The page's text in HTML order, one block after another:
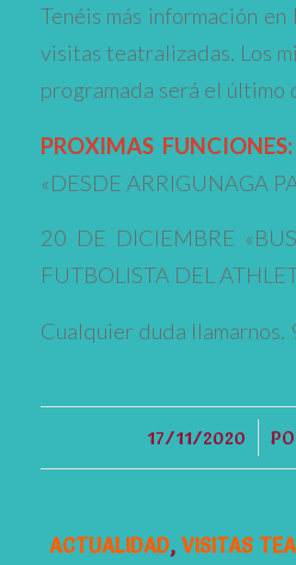
Tenéis más información
visitas teatralizadas. Los
programada será el último
PROXIMAS FUNCIONES:
«DESDE ARRIGUNAGA
20 DE DICIEMBRE
FUTBOLISTA DEL
Cualquier duda
17/11/2020
/
ACTUALIDAD,VISITAS